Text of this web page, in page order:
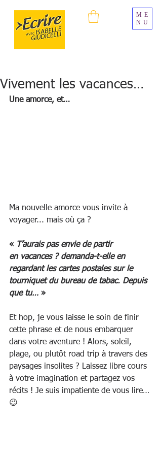
ME
NU
Vivement les vacances…
Une amorce, et…
Ma nouvelle amorce vous invite à
voyager... mais où ça ?
« T’aurais pas envie de partir
en vacances ? demanda-t-elle en
regardant les cartes postales sur le
tourniquet du bureau de tabac. Depuis
que tu… »
Et hop, je vous laisse le soin de finir
cette phrase et de nous embarquer
dans votre aventure ! ️Alors, soleil,
plage, ou plutôt road trip à travers des
paysages insolites ? Laissez libre cours
à votre imagination et partagez vos
récits ! Je suis impatiente de vous lire…
😉